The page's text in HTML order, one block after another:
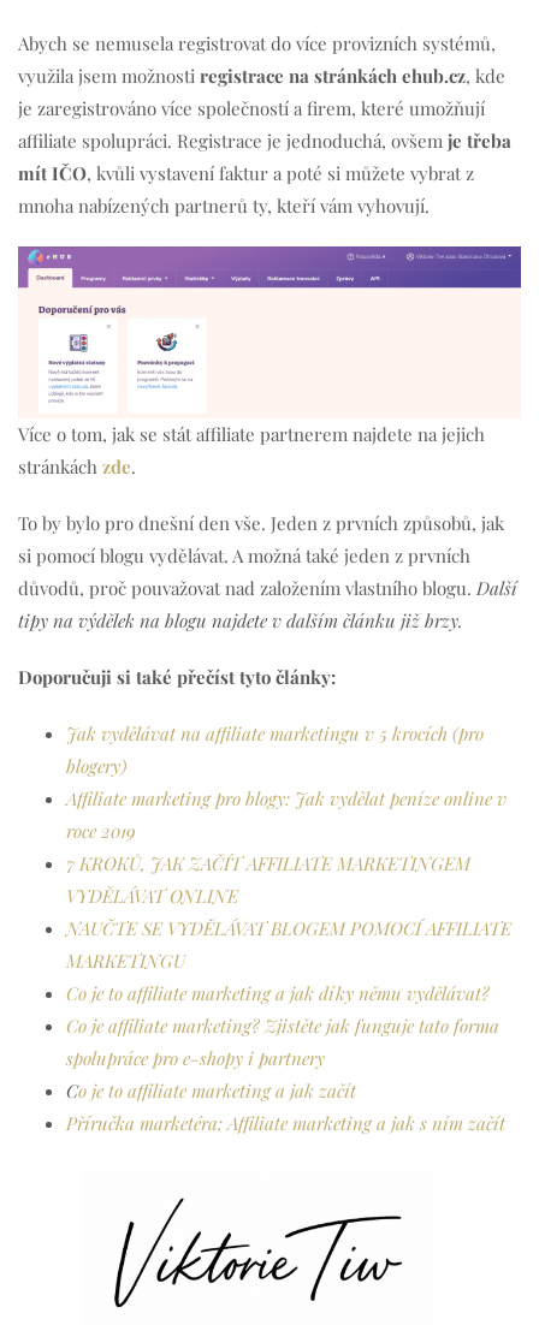
Abych se nemusela registrovat do více provizních systémů,
využila jsem možnosti registrace na stránkách ehub.cz, kde
je zaregistrováno více společností a firem, které umožňují
affiliate spolupráci. Registrace je jednoduchá, ovšem je třeba
mít IČO, kvůli vystavení faktur a poté si můžete vybrat z
mnoha nabízených partnerů ty, kteří vám vyhovují.
Více o tom, jak se stát affiliate partnerem najdete na jejich
stránkách zde.
To by bylo pro dnešní den vše. Jeden z prvních způsobů, jak
si pomocí blogu vydělávat. A možná také jeden z prvních
důvodů, proč pouvažovat nad založením vlastního blogu. Další
tipy na výdělek na blogu najdete v dalším článku již brzy.
Doporučuji si také přečíst tyto články:
Jak vydělávat na affiliate marketingu v 5 krocích (pro
blogery)
Affiliate marketing pro blogy: Jak vydělat peníze online v
roce 2019
7 KROKŮ, JAK ZAČÍT AFFILIATE MARKETINGEM
VYDĚLÁVAT ONLINE
NAUČTE SE VYDĚLÁVAT BLOGEM POMOCÍ AFFILIATE
MARKETINGU
Co je to affiliate marketing a jak díky němu vydělávat?
Co je affiliate marketing? Zjistěte jak funguje tato forma
spolupráce pro e-shopy i partnery
Co je to affiliate marketing a jak začít
Příručka marketéra: Affiliate marketing a jak s ním začít